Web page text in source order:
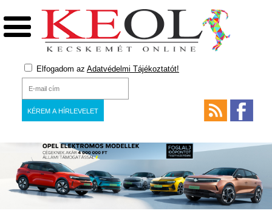
Elfogadom az Adatvédelmi Tájékoztatót!